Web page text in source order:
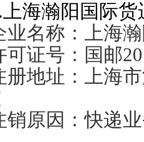
上海瀚阳国际
业名称：上海
可证号：国邮
册地址：上海
销原因：快递